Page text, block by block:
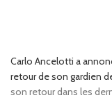
Carlo Ancelotti a
retour de son gardien
son retour dans les